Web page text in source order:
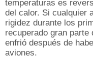
temperaturas es
del calor. Si cualquier
rigidez durante los
recuperado gran
enfrió después de
aviones.